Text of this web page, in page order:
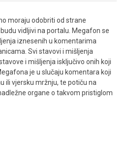
moraju odobriti od strane
vidljivi na portalu. Megafon se
iznesenih u komentarima
Svi stavovi i mišljenja
i mišljenja isključivo onih koji
je u slučaju komentara koji
ili vjersku mržnju, te potiču na
organe o takvom pristiglom